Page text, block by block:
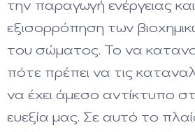
την παραγωγή ενέργειας
εξισορρόπηση των
του σώματος. Το να
πότε πρέπει να τις
να έχει άμεσο αντίκτυπο
ευεξία μας. Σε αυτό το